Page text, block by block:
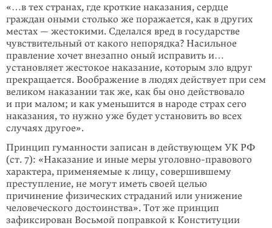
«…в тех странах, где кроткие наказания, сердце
граждан оными столько же поражается, как в других
местах — жестокими. Сделался вред в государстве
чувствительный от какого непорядка? Насильное
правление хочет внезапно оный исправить и…
установляет жестокое наказание, которым зло вдруг
прекращается. Воображение в людях действует при сем
великом наказании так же, как бы оно действовало
и при малом; и как уменьшится в народе страх сего
наказания, то нужно уже будет установить во всех
случаях другое».
Принцип гуманности записан в действующем УК РФ
(ст. 7): «Наказание и иные меры уголовно-правового
характера, применяемые к лицу, совершившему
преступление, не могут иметь своей целью
причинение физических страданий или унижение
человеческого достоинства». Тот же принцип
зафиксирован Восьмой поправкой к Конституции